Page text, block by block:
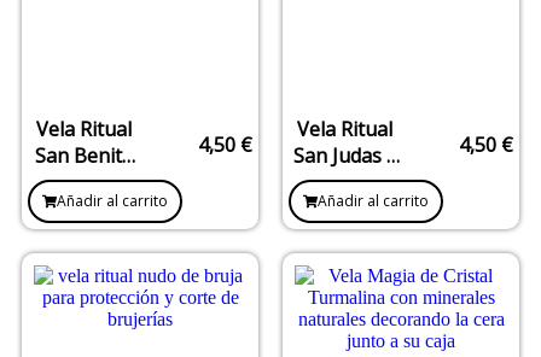
Vela Ritual
San Benito
–
Protección,
Corte y
Defensa
Espiritual
4,50 €
Añadir al carrito
Vela Ritual
San Judas –
Peticiones
Difíciles y
Apertura de
Caminos
4,50 €
Añadir al carrito